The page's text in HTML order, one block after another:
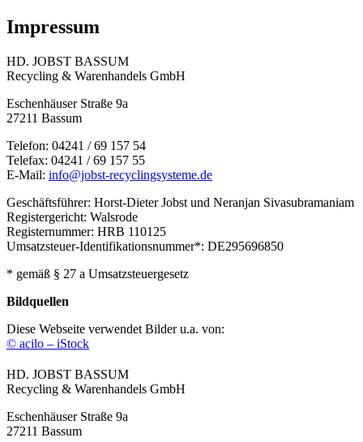
Impressum
HD. JOBST BASSUM
Recycling & Warenhandels GmbH
Eschenhäuser Straße 9a
27211 Bassum
Telefon: 04241 / 69 157 54
Telefax: 04241 / 69 157 55
E-Mail: info@jobst-recyclingsysteme.de
Geschäftsführer: Horst-Dieter Jobst und Neranjan Sivasubramaniam
Registergericht: Walsrode
Registernummer: HRB 110125
Umsatzsteuer-Identifikationsnummer*: DE295696850
* gemäß § 27 a Umsatzsteuergesetz
Bildquellen
Diese Webseite verwendet Bilder u.a. von:
© acilo – iStock
HD. JOBST BASSUM
Recycling & Warenhandels GmbH
Eschenhäuser Straße 9a
27211 Bassum